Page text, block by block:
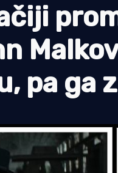
pa ga